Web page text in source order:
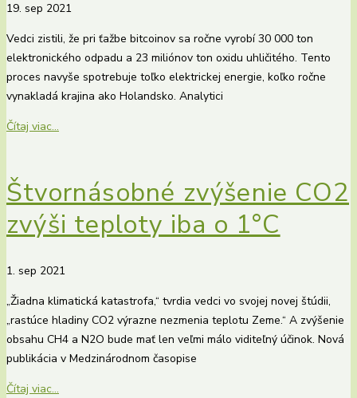
19. sep 2021
Vedci zistili, že pri ťažbe bitcoinov sa ročne vyrobí 30 000 ton
elektronického odpadu a 23 miliónov ton oxidu uhličitého. Tento
proces navyše spotrebuje toľko elektrickej energie, koľko ročne
vynakladá krajina ako Holandsko. Analytici
Čítaj viac...
Štvornásobné zvýšenie CO2
zvýši teploty iba o 1°C
1. sep 2021
„Žiadna klimatická katastrofa,“ tvrdia vedci vo svojej novej štúdii,
„rastúce hladiny CO2 výrazne nezmenia teplotu Zeme.“ A zvýšenie
obsahu CH4 a N2O bude mať len veľmi málo viditeľný účinok. Nová
publikácia v Medzinárodnom časopise
Čítaj viac...